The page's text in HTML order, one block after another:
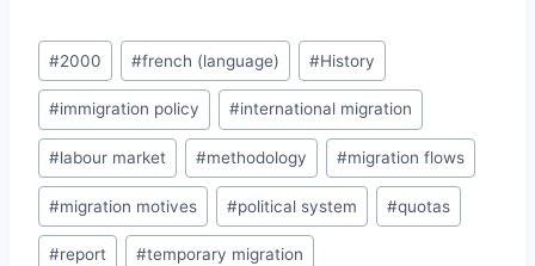
Post
Tags:
#2000 #french (language) #History
#immigration policy #international migration
#labour market #methodology #migration flows
#migration motives #political system #quotas
#report #temporary migration